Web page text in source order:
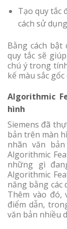
Tạo quy tắc
cách sử
Bằng cách bật
quy tắc sẽ
chú ý trong
kế màu sắc
Algorithmic
hình
Siemens đã
bản trên màn
nhãn văn
Algorithmic
những gì
Algorithmic
năng bằng các
Thêm vào đó,
điểm dẫn,
văn bản nhiều